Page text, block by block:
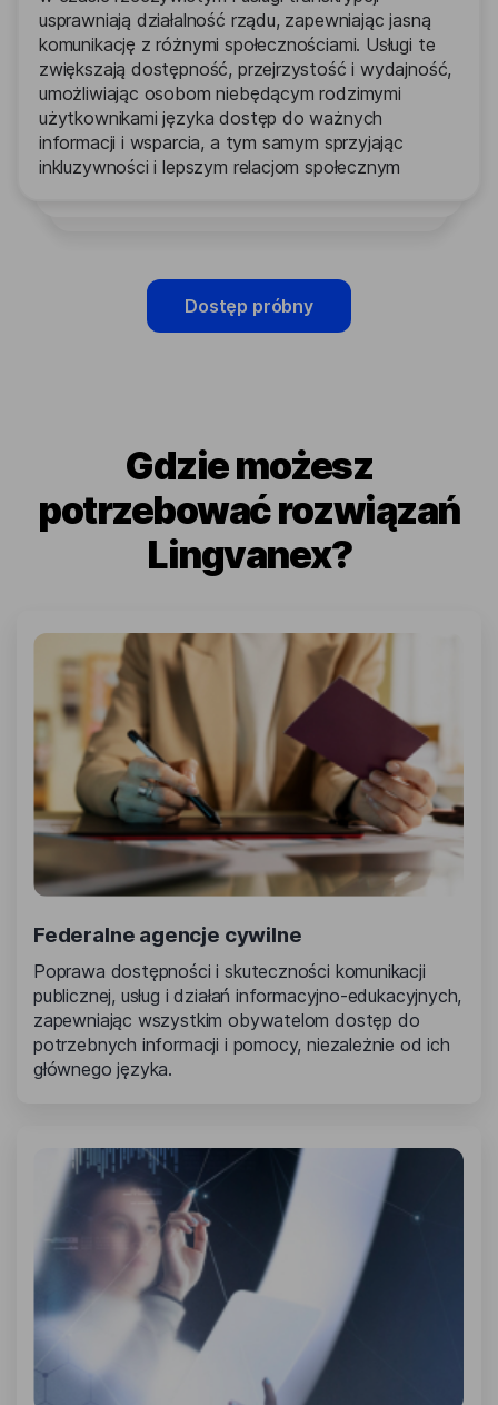
usprawniają działalność rządu, zapewniając jasną
komunikację z różnymi społecznościami. Usługi te
zwiększają dostępność, przejrzystość i wydajność,
umożliwiając osobom niebędącym rodzimymi
użytkownikami języka dostęp do ważnych
informacji i wsparcia, a tym samym sprzyjając
inkluzywności i lepszym relacjom społecznym
Dostęp próbny
Gdzie możesz
potrzebować rozwiązań
Lingvanex?
Federalne agencje cywilne
Poprawa dostępności i skuteczności komunikacji
publicznej, usług i działań informacyjno-edukacyjnych,
zapewniając wszystkim obywatelom dostęp do
potrzebnych informacji i pomocy, niezależnie od ich
głównego języka.